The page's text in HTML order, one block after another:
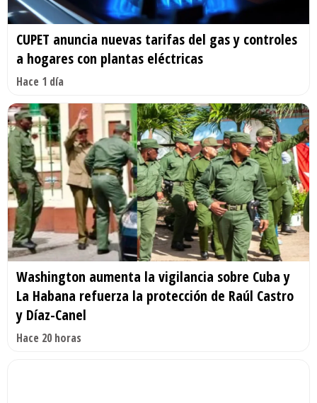
CUPET anuncia nuevas tarifas del gas y controles
a hogares con plantas eléctricas
Hace 1 día
Washington aumenta la vigilancia sobre Cuba y
La Habana refuerza la protección de Raúl Castro
y Díaz-Canel
Hace 20 horas